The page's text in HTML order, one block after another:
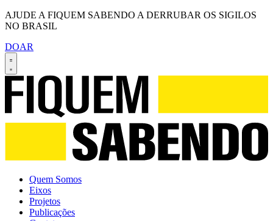
AJUDE A FIQUEM SABENDO A DERRUBAR OS SIGILOS
NO BRASIL
DOAR
Quem Somos
Eixos
Projetos
Publicações